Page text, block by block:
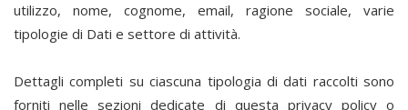
utilizzo, nome, cognome, email, ragione sociale, varie
tipologie di Dati e settore di attività.
Dettagli completi su ciascuna tipologia di dati raccolti sono
forniti nelle sezioni dedicate di questa privacy policy o